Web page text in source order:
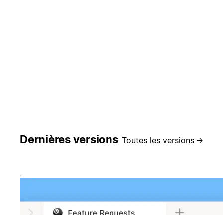
Dernières versions Toutes les versions →